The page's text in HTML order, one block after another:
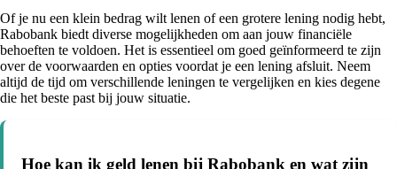
Of je nu een klein bedrag wilt lenen of een grotere lening nodig hebt,
Rabobank biedt diverse mogelijkheden om aan jouw financiële
behoeften te voldoen. Het is essentieel om goed geïnformeerd te zijn
over de voorwaarden en opties voordat je een lening afsluit. Neem
altijd de tijd om verschillende leningen te vergelijken en kies degene
die het beste past bij jouw situatie.
Hoe kan ik geld lenen bij Rabobank en wat zijn